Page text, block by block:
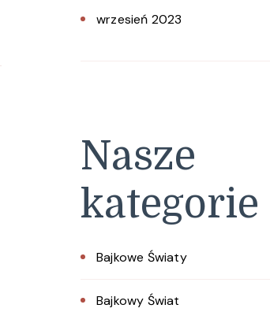
wrzesień 2023
Nasze
kategorie
Bajkowe Światy
Bajkowy Świat